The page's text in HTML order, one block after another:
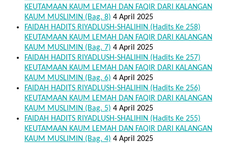
KEUTAMAAN KAUM LEMAH DAN FAQIR DARI KALANGAN
KAUM MUSLIMIN (Bag. 8) 4 April 2025
FAIDAH HADITS RIYADLUSH-SHALIHIN (Hadits Ke 258)
KEUTAMAAN KAUM LEMAH DAN FAQIR DARI KALANGAN
KAUM MUSLIMIN (Bag. 7) 4 April 2025
FAIDAH HADITS RIYADLUSH-SHALIHIN (Hadits Ke 257)
KEUTAMAAN KAUM LEMAH DAN FAQIR DARI KALANGAN
KAUM MUSLIMIN (Bag. 6) 4 April 2025
FAIDAH HADITS RIYADLUSH-SHALIHIN (Hadits Ke 256)
KEUTAMAAN KAUM LEMAH DAN FAQIR DARI KALANGAN
KAUM MUSLIMIN (Bag. 5) 4 April 2025
FAIDAH HADITS RIYADLUSH-SHALIHIN (Hadits Ke 255)
KEUTAMAAN KAUM LEMAH DAN FAQIR DARI KALANGAN
KAUM MUSLIMIN (Bag. 4) 4 April 2025